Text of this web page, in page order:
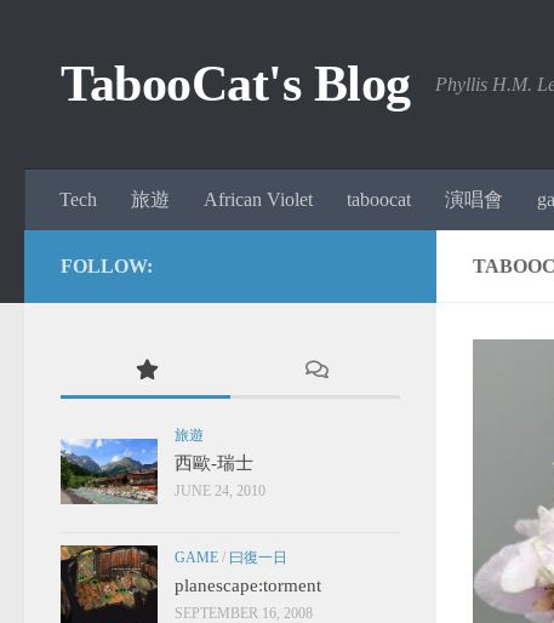
TabooCat's Blog Phyllis H.M.
Tech 旅遊 African Violet taboocat 演唱會
FOLLOW:
旅遊
西歐-瑞士
JUNE 24, 2010
GAME / 曰復一日
planescape:torment
SEPTEMBER 16, 2008